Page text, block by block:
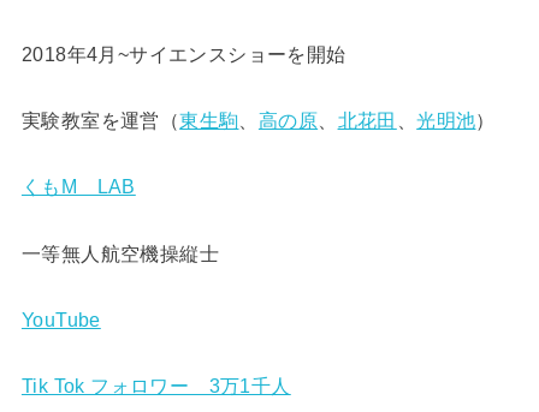
2018年4月~サイエンスショーを開始
実験教室を運営（東生駒 高の原 北花田 、光明池）
くもM LAB
一等無人航空機操縦士
YouTube
Tik Tok フォロワー 3万1千人